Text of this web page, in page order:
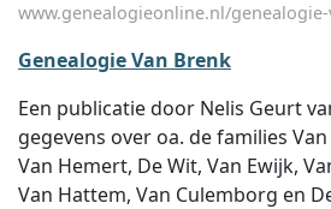
www.genealogieonline.nl/
Genealogie Van Brenk
Een publicatie door Nelis Geurt
gegevens over oa. de families
Van Hemert, De Wit, Van Ewijk,
Van Hattem, Van Culemborg en